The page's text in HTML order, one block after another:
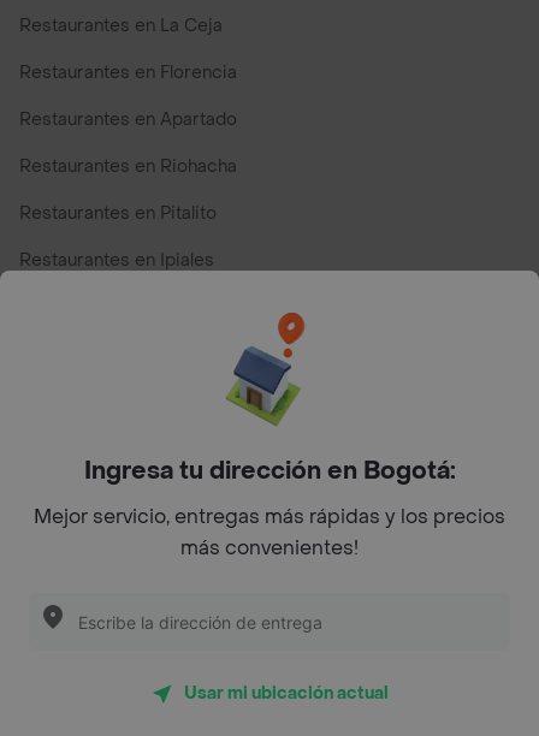
Restaurantes en La Ceja
Restaurantes en Florencia
Restaurantes en Apartado
Restaurantes en Riohacha
Restaurantes en Pitalito
Restaurantes en Ipiales
Top Marcas y Cadenas de Restaurantes
Encuéntranos en estos países
App Store Google play
Restaurantes cerca de mi para pedir Comida a Domicilio -
Ingresa tu dirección en Bogotá:
Mejor servicio, entregas más rápidas y los precios
más convenientes!
Usar mi ubicación actual